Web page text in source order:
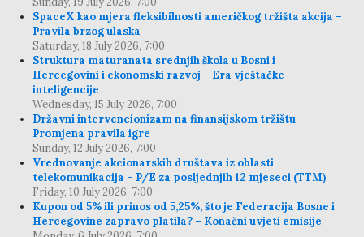
SpaceX kao mjera fleksibilnosti američkog tržišta akcija –
Pravila brzog ulaska
Saturday, 18 July 2026, 7:00
Struktura maturanata srednjih škola u Bosni i
Hercegovini i ekonomski razvoj – Era vještačke
inteligencije
Wednesday, 15 July 2026, 7:00
Državni intervencionizam na finansijskom tržištu –
Promjena pravila igre
Sunday, 12 July 2026, 7:00
Vrednovanje akcionarskih društava iz oblasti
telekomunikacija – P/E za posljednjih 12 mjeseci (TTM)
Friday, 10 July 2026, 7:00
Kupon od 5% ili prinos od 5,25%, što je Federacija Bosne i
Hercegovine zapravo platila? – Konačni uvjeti emisije